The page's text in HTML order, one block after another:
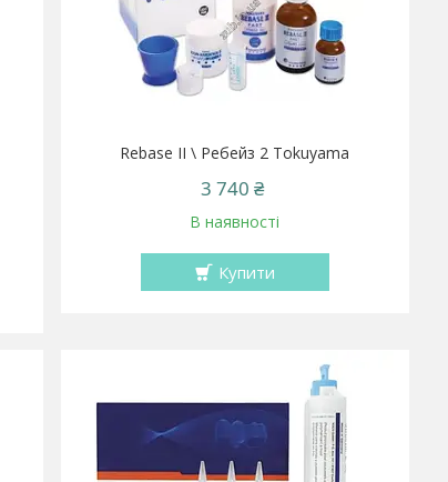
Rebase II \ Ребейз 2 Tokuyama
3 740 ₴
В наявності
Купити